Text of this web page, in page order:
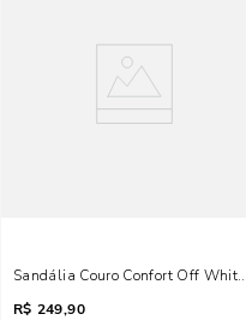
Sandália Couro Confort Off
R$ 249,90